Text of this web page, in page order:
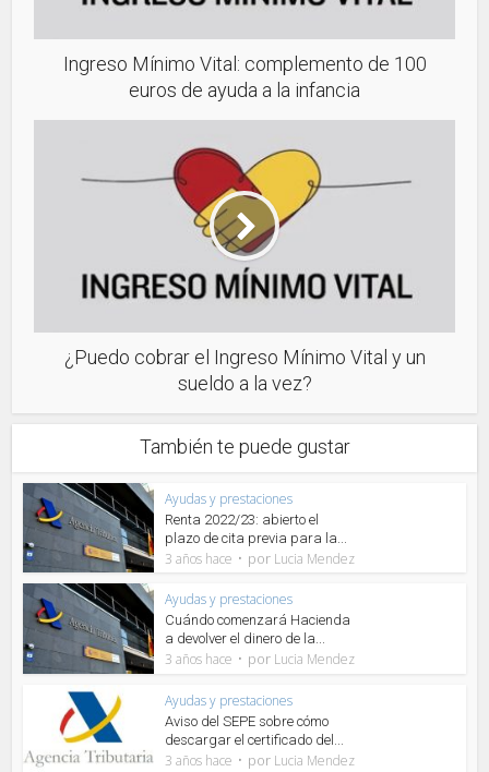
Ingreso Mínimo Vital: complemento de 100
euros de ayuda a la infancia
¿Puedo cobrar el Ingreso Mínimo Vital y un
sueldo a la vez?
También te puede gustar
Ayudas y prestaciones
Renta 2022/23: abierto el
plazo de cita previa para la...
3 años hace por Lucia Mendez
Ayudas y prestaciones
Cuándo comenzará Hacienda
a devolver el dinero de la...
3 años hace por Lucia Mendez
Ayudas y prestaciones
Aviso del SEPE sobre cómo
descargar el certificado del...
3 años hace por Lucia Mendez